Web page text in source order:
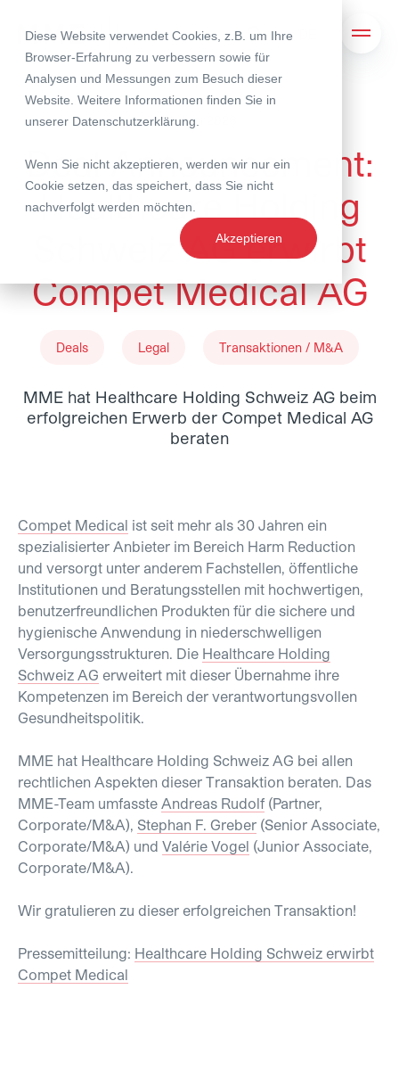
Diese Website verwendet Cookies, z.B. um Ihre
Browser-Erfahrung zu verbessern sowie für
Analysen und Messungen zum Besuch dieser
Website. Weitere Informationen finden Sie in
unserer Datenschutzerklärung
Wenn Sie nicht akzeptieren, werden wir nur ein
Cookie setzen, das speichert, dass Sie nicht
nachverfolgt werden möchten.
Akzeptieren
Suche
11. Juni 2026
Deal Announcement:
Healthcare Holding
Schweiz AG erwirbt
Compet Medical AG
Deals Legal Transaktionen / M&A
MME hat Healthcare Holding Schweiz AG beim
erfolgreichen Erwerb der Compet Medical AG
beraten
Compet Medical ist seit mehr als 30 Jahren ein
spezialisierter Anbieter im Bereich Harm Reduction
und versorgt unter anderem Fachstellen, öffentliche
Institutionen und Beratungsstellen mit hochwertigen,
benutzerfreundlichen Produkten für die sichere und
hygienische Anwendung in niederschwelligen
Versorgungsstrukturen. Die Healthcare Holding
Schweiz AG erweitert mit dieser Übernahme ihre
Kompetenzen im Bereich der verantwortungsvollen
Gesundheitspolitik.
MME hat Healthcare Holding Schweiz AG bei allen
rechtlichen Aspekten dieser Transaktion beraten. Das
MME-Team umfasste Andreas Rudolf (Partner,
Corporate/M&A), Stephan F. Greber (Senior Associate,
Corporate/M&A) und Valérie Vogel (Junior Associate,
Corporate/M&A).
Wir gratulieren zu dieser erfolgreichen Transaktion!
Pressemitteilung: Healthcare Holding Schweiz erwirbt
Compet Medical